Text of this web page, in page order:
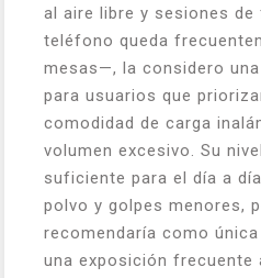
al aire libre y sesiones de
teléfono queda
mesas—, la considero
para usuarios que
comodidad de carga
volumen excesivo. Su
suficiente para el día a
polvo y golpes menores,
recomendaría como
una exposición frecuente